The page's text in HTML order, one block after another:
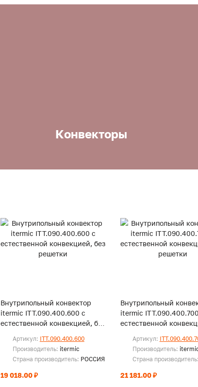
Конвекторы
Внутрипольный конвектор
itermic ITT.090.400.600 с
естественной конвекцией, без
Артикул: ITT.090.400.600
Производитель: itermic
Страна производитель: РОССИЯ
19 018.00 ₽
Внутрипольный
itermic
естественной
Артикул:
Производитель:
Страна производитель:
21 181.00 ₽